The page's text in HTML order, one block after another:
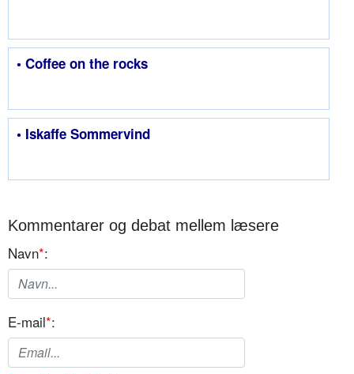
• Coffee on the rocks
• Iskaffe Sommervind
Kommentarer og debat mellem læsere
Navn*:
E-mail*: